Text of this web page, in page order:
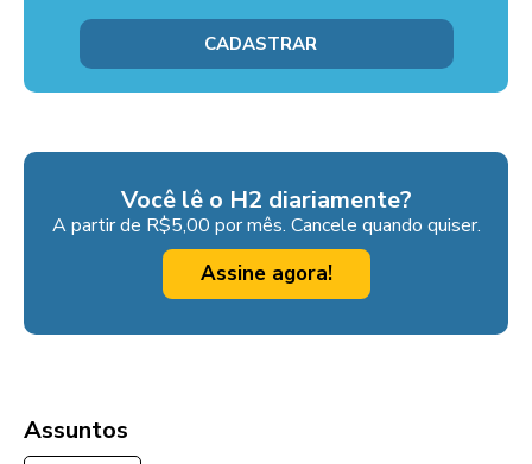
Você lê o H2 diariamente?
A partir de R$5,00 por mês. Cancele quando quiser.
Assine agora!
Assuntos